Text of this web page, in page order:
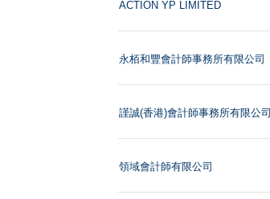
ACTION YP LIMITED
永栢和豐會計師事務所有限公司
謹誠(香港)會計師事務所有限公司
領域會計師有限公司